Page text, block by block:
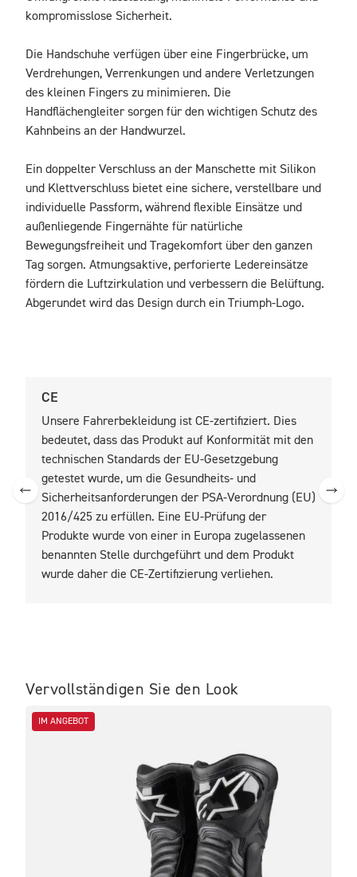
kompromisslose Sicherheit.
Die Handschuhe verfügen über eine Fingerbrücke, um
Verdrehungen, Verrenkungen und andere Verletzungen
des kleinen Fingers zu minimieren. Die
Handflächengleiter sorgen für den wichtigen Schutz des
Kahnbeins an der Handwurzel.
Ein doppelter Verschluss an der Manschette mit Silikon
und Klettverschluss bietet eine sichere, verstellbare und
individuelle Passform, während flexible Einsätze und
außenliegende Fingernähte für natürliche
Bewegungsfreiheit und Tragekomfort über den ganzen
Tag sorgen. Atmungsaktive, perforierte Ledereinsätze
fördern die Luftzirkulation und verbessern die Belüftung.
Abgerundet wird das Design durch ein Triumph-Logo.
CE
Unsere Fahrerbekleidung ist CE-zertifiziert. Dies
bedeutet, dass das Produkt auf Konformität mit den
technischen Standards der EU-Gesetzgebung
getestet wurde, um die Gesundheits- und
Sicherheitsanforderungen der PSA-Verordnung (EU)
2016/425 zu erfüllen. Eine EU-Prüfung der
Produkte wurde von einer in Europa zugelassenen
benannten Stelle durchgeführt und dem Produkt
wurde daher die CE-Zertifizierung verliehen.
Vervollständigen Sie den Look
IM ANGEBOT